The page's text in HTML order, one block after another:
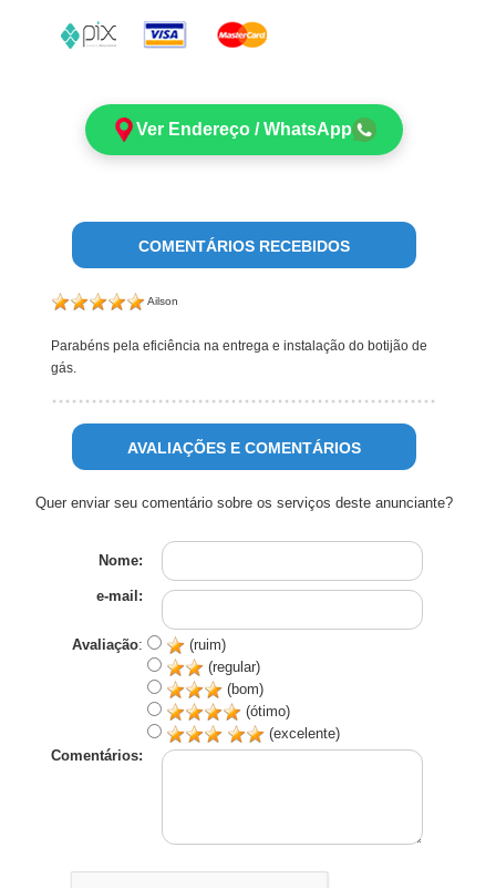
Ver Endereço / WhatsApp
COMENTÁRIOS RECEBIDOS
Ailson
Parabéns pela eficiência na entrega e instalação do botijão de
gás.
AVALIAÇÕES E COMENTÁRIOS
Quer enviar seu comentário sobre os serviços deste anunciante?
Nome:
e-mail:
Avaliação:
(ruim)
(regular)
(bom)
(ótimo)
(excelente)
Comentários: